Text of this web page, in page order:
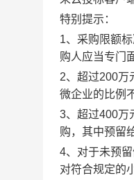
特别提示：
1、采购限额
购人应当专门
2、超过200万
微企业的比例
3、超过400万
购，其中预留
4、对于未预
对符合规定的